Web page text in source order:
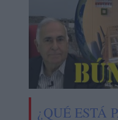
¿QUÉ ESTÁ